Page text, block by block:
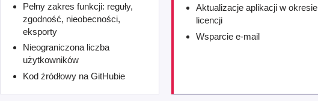
Pełny zakres funkcji: reguły,
zgodność, nieobecności,
eksporty
Nieograniczona liczba
użytkowników
Kod źródłowy na GitHubie
Aktualizacje aplikacji w okresie
licencji
Wsparcie e-mail